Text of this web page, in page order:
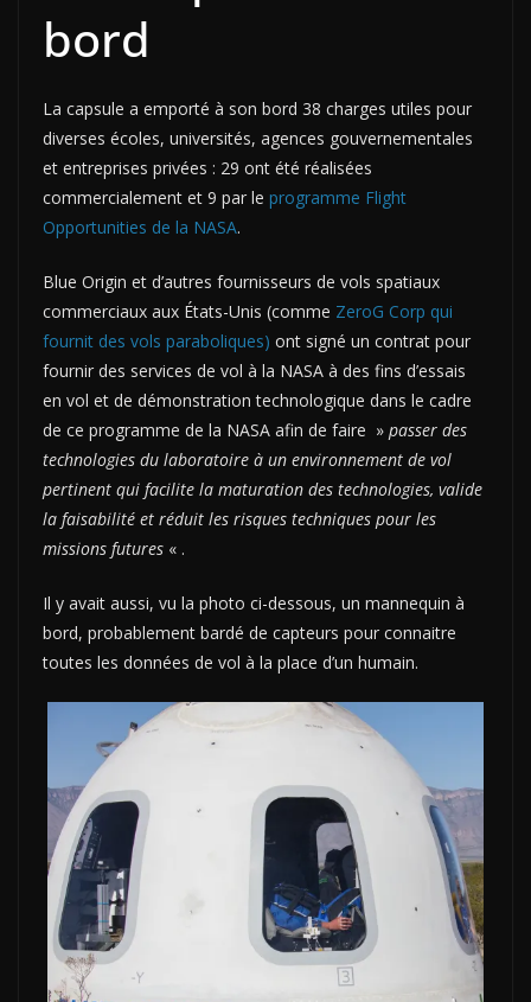
bord
La capsule a emporté à son bord 38 charges utiles pour
diverses écoles, universités, agences gouvernementales
et entreprises privées : 29 ont été réalisées
commercialement et 9 par le programme Flight
Opportunities de la NASA.
Blue Origin et d’autres fournisseurs de vols spatiaux
commerciaux aux États-Unis (comme ZeroG Corp qui
fournit des vols paraboliques) ont signé un contrat pour
fournir des services de vol à la NASA à des fins d’essais
en vol et de démonstration technologique dans le cadre
de ce programme de la NASA afin de faire » passer des
technologies du laboratoire à un environnement de vol
pertinent qui facilite la maturation des technologies, valide
la faisabilité et réduit les risques techniques pour les
missions futures « .
Il y avait aussi, vu la photo ci-dessous, un mannequin à
bord, probablement bardé de capteurs pour connaitre
toutes les données de vol à la place d’un humain.